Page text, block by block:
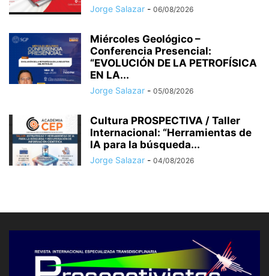
Jorge Salazar - 06/08/2026
Miércoles Geológico –
Conferencia Presencial:
“EVOLUCIÓN DE LA PETROFÍSICA
EN LA...
Jorge Salazar - 05/08/2026
Cultura PROSPECTIVA / Taller
Internacional: “Herramientas de
IA para la búsqueda...
Jorge Salazar - 04/08/2026